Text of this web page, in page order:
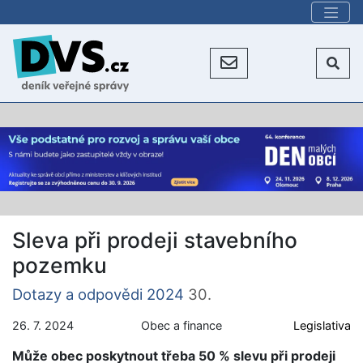
Sleva při prodeji stavebního
pozemku
Dotazy a odpovědi 2024 30.
26. 7. 2024 Obec a finance Legislativa
Může obec poskytnout třeba 50 % slevu při prodeji